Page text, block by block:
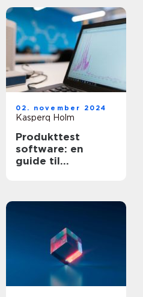
02. november 2024
Kasperq Holm
Produkttest
software: en
guide til